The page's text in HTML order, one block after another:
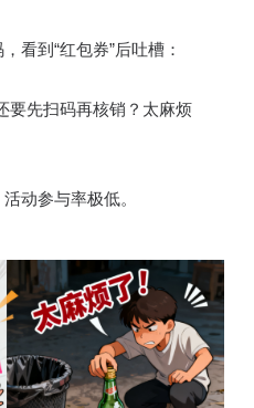
看到“红包券”后吐槽：
要先扫码再核销？太麻烦
动参与率极低。